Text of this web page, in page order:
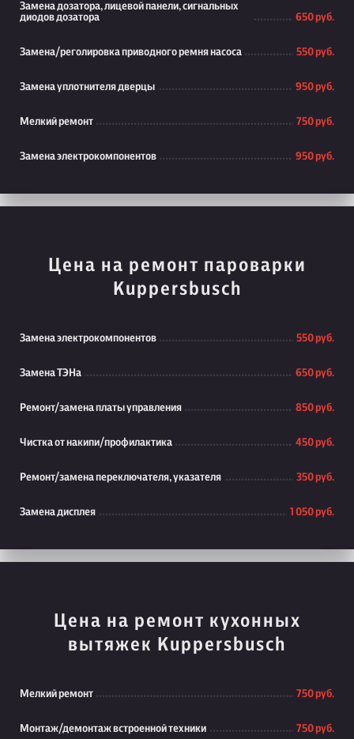
Замена дозатора, лицевой панели, сигнальных
диодов дозатора
650 руб.
Замена/реголировка приводного ремня насоса 550 руб.
Замена уплотнителя дверцы 950 руб.
Мелкий ремонт 750 руб.
Замена электрокомпонентов 950 руб.
Цена на ремонт пароварки
Kuppersbusch
Замена электрокомпонентов 550 руб.
Замена ТЭНа 650 руб.
Ремонт/замена платы управления 850 руб.
Чистка от накипи/профилактика 450 руб.
Ремонт/замена переключателя, указателя 350 руб.
Замена дисплея 1 050 руб.
Цена на ремонт кухонных
вытяжек Kuppersbusch
Мелкий ремонт 750 руб.
Монтаж/демонтаж встроенной техники 750 руб.